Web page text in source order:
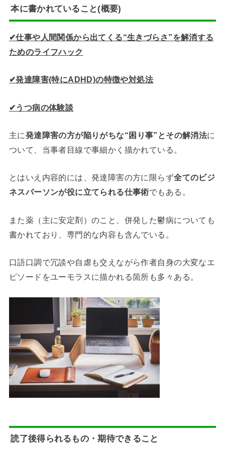
本に書かれていること(概要)
✔︎仕事や人間関係から出てくる“生きづらさ”を解消する
ためのライフハック
✔︎発達障害(特にADHD)の特徴や対処法
✔︎うつ病の体験談
主に発達障害の方が陥りがちな“困り事”とその解消法に
ついて、当事者目線で事細かく描かれている。
とはいえ内容的には、発達障害の方に限らず全てのビジ
ネスパーソンが役に立てられる仕事術でもある。
また薬（主に安定剤）のこと、併発した鬱病についても
書かれており、専門的な内容も含んでいる。
口語口調で冗談や自虐も交えながら作者自身の大変なエ
ピソードをユーモラスに描かれる箇所も多々ある。
読了後得られるもの・期待できること